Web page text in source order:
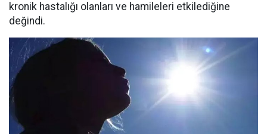
kronik hastalığı olanları ve hamileleri etkilediğine
değindi.